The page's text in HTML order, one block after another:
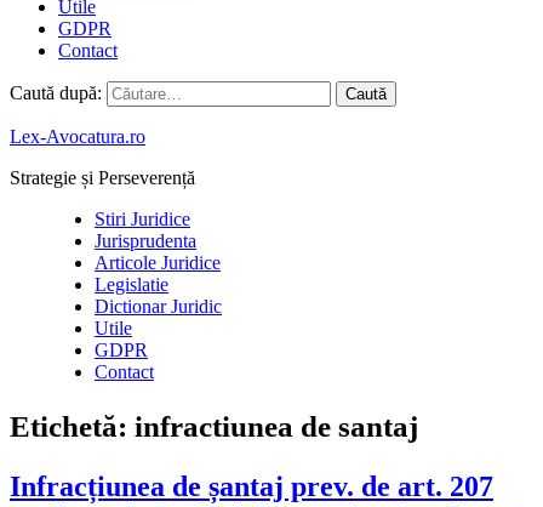
Utile
GDPR
Contact
Caută după:
Lex-Avocatura.ro
Strategie și Perseverență
Stiri Juridice
Jurisprudenta
Articole Juridice
Legislatie
Dictionar Juridic
Utile
GDPR
Contact
Etichetă: infractiunea de santaj
Infracțiunea de șantaj prev. de art. 207